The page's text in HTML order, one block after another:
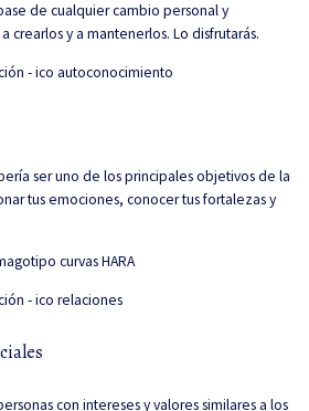
de cualquier cambio personal y
crearlos y a mantenerlos. Lo disfrutarás.
ser uno de los principales objetivos de la
tus emociones, conocer tus fortalezas y
con intereses y valores similares a los